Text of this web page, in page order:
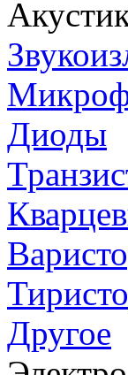
Диоды
Другое